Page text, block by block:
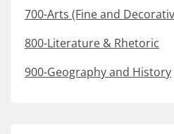
700-Arts (Fine and
800-Literature & Rhetoric
900-Geography and History